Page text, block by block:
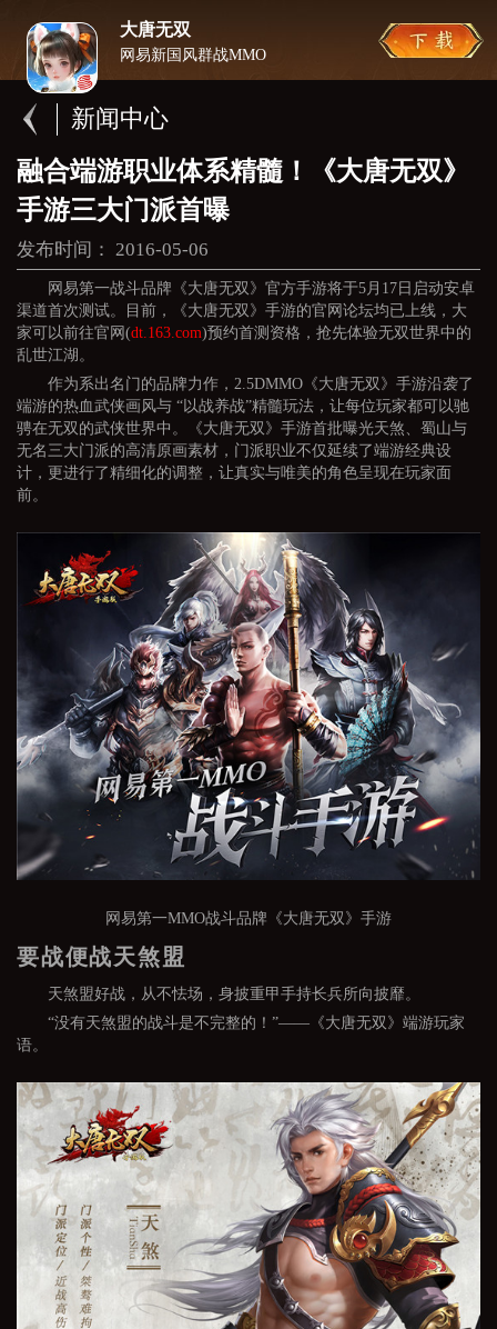
大唐无双
网易新国风群战MMO
新闻中心
融合端游职业体系精髓！《大唐无双》
手游三大门派首曝
发布时间： 2016-05-06
网易第一战斗品牌《大唐无双》官方手游将于5月17日启动安卓
渠道首次测试。目前，《大唐无双》手游的官网论坛均已上线，大
家可以前往官网(dt.163.com)预约首测资格，抢先体验无双世界中的
乱世江湖。
作为系出名门的品牌力作，2.5DMMO《大唐无双》手游沿袭了
端游的热血武侠画风与 “以战养战”精髓玩法，让每位玩家都可以驰
骋在无双的武侠世界中。《大唐无双》手游首批曝光天煞、蜀山与
无名三大门派的高清原画素材，门派职业不仅延续了端游经典设
计，更进行了精细化的调整，让真实与唯美的角色呈现在玩家面
前。
网易第一MMO战斗品牌《大唐无双》手游
要战便战天煞盟
天煞盟好战，从不怯场，身披重甲手持长兵所向披靡。
“没有天煞盟的战斗是不完整的！”——《大唐无双》端游玩家
语。